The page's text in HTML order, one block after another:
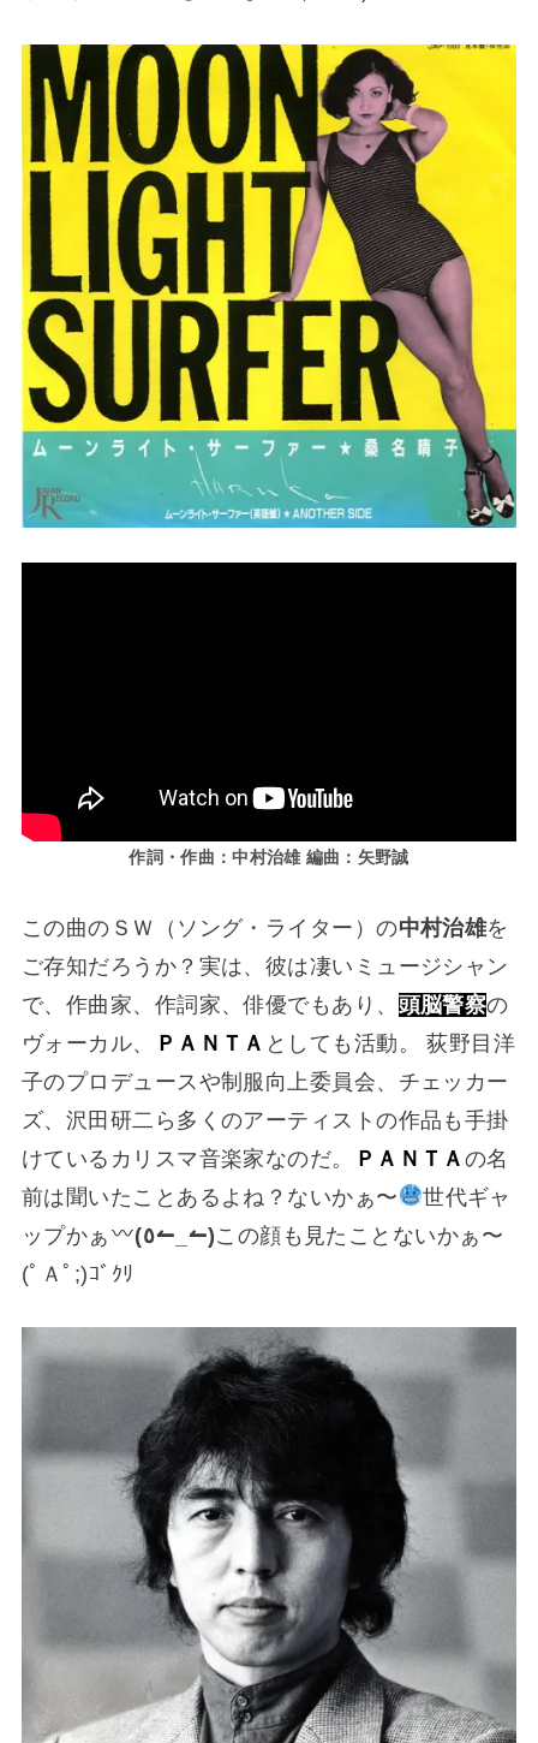
作詞・作曲：中村治雄 編曲：矢野誠
この曲のＳＷ（ソング・ライター）の中村治雄を
ご存知だろうか？実は、彼は凄いミュージシャン
で、作曲家、作詞家、俳優でもあり、 頭脳警察の
ヴォーカル、
ＰＡＮＴＡ としても活動。 荻野目洋
子のプロデュースや制服向上委員会、チェッカー
ズ、沢田研二ら多くのアーティストの作品も手掛
けているカリスマ音楽家なのだ。
ＰＡＮＴＡ の名
前は聞いたことあるよね？ないかぁ〜
世代ギャ
ップかぁ
(⁠٥⁠↼⁠_⁠↼⁠)この顔も見たことないかぁ〜
(ﾟＡﾟ;)ｺﾞｸﾘ